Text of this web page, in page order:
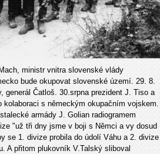
ministr vnitra slo­venské vlády
bude okupovat slovenské území. 29. 8.
generál Čatloš. 30.srpna prezident J. Tiso a
s německým okupačním vojskem.
armády J. Golian radiogramem
"už tři dny jsme v boji s Němci a vy dosud
se 1. divize probila do údolí Váhu a 2. divize
A přitom plukovník V.Talský sliboval